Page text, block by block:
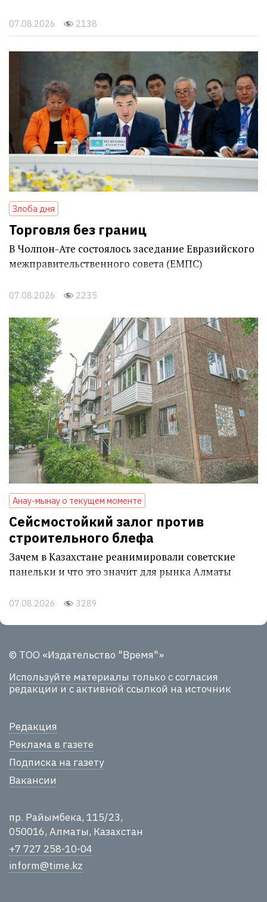
07.08.2026 2138
Злоба дня
Торговля без границ
В Чолпон-Ате состоялось заседание Евразийского
межправительственного совета (ЕМПС)
07.08.2026 2235
Анау-мынау о текущем моменте
Сейсмостойкий залог против
строительного блефа
Зачем в Казахстане реанимировали советские
панельки и что это значит для рынка Алматы
07.08.2026 3289
© ТОО «Издательство "Время"»
Используйте материалы только с согласия
редакции и с активной ссылкой на источник
Редакция
Реклама в газете
Подписка на газету
Вакансии
пр. Райымбека, 115/23,
050016, Алматы, Казахстан
+7 727 258-10-04
inform@time.kz